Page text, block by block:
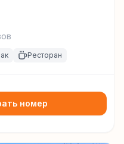
Ресторан
номер